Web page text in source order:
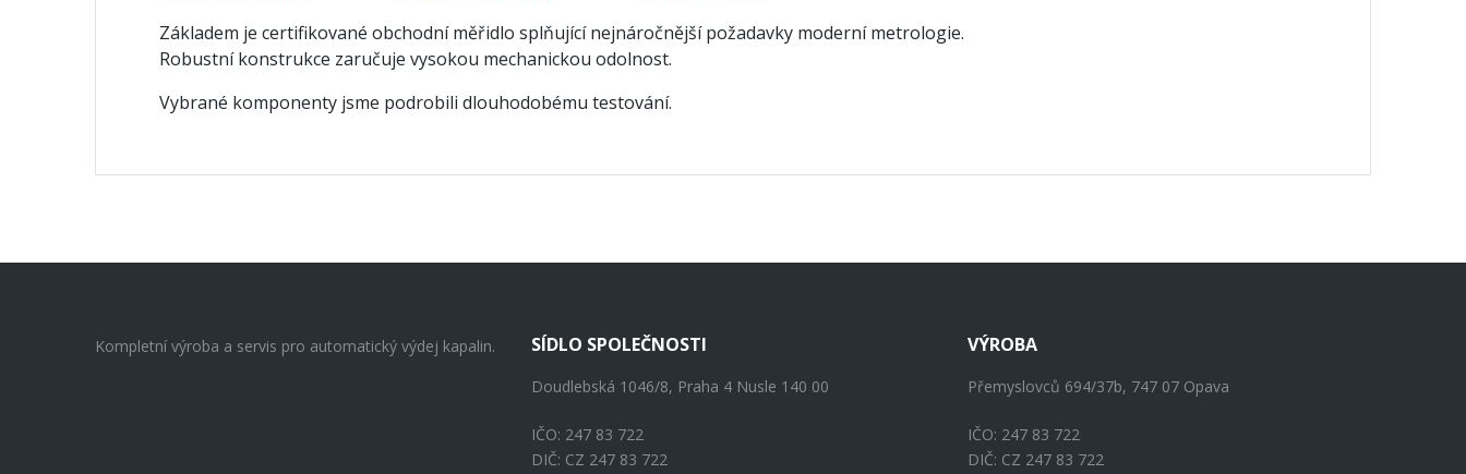
Základem je certifikované obchodní měřidlo splňující nejnáročnější požadavky moderní metrologie.
Robustní konstrukce zaručuje vysokou mechanickou odolnost.
Vybrané komponenty jsme podrobili dlouhodobému testování.
Kompletní výroba a servis pro automatický výdej kapalin. SÍDLO SPOLEČNOSTI
Doudlebská 1046/8, Praha 4 Nusle 140 00
IČO: 247 83 722
DIČ: CZ 247 83 722
VÝROBA
Přemyslovců 694/37b, 747 07 Opava
IČO: 247 83 722
DIČ: CZ 247 83 722